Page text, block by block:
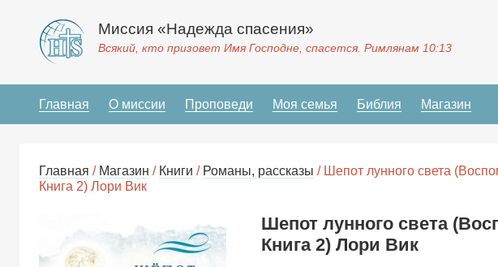
Миссия «Надежда спасения»
Всякий, кто призовет Имя Господне, спасется. Римлянам 10:13
Главная О миссии Проповеди Моя семья Библия Магазин
Главная / Магазин / Книги / Романы, рассказы / Шепот лунного света
Книга 2) Лори Вик
Шепот лунного света
Книга 2) Лори Вик